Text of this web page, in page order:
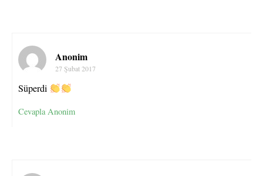
Anonim
27 Şubat 2017
Süperdi
Cevapla Anonim